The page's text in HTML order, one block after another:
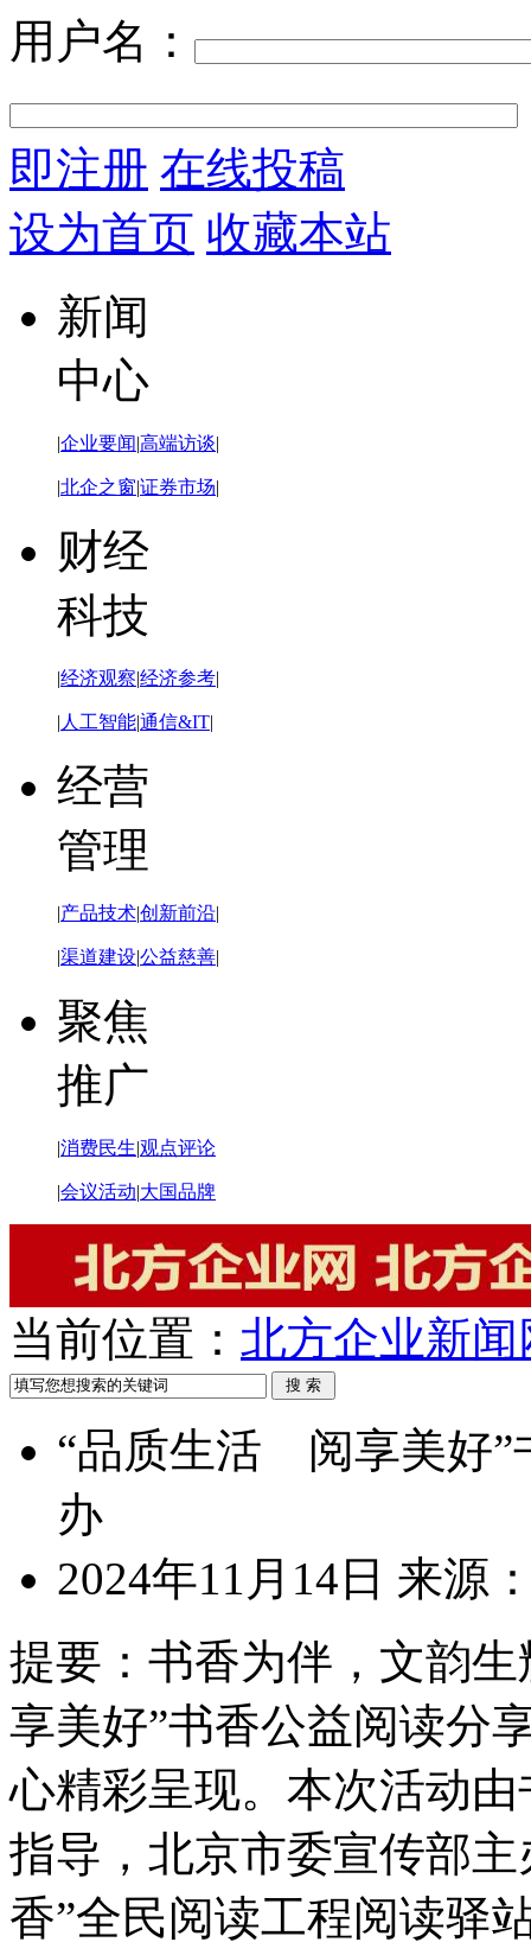
用户名：
即注册 在线投稿
设为首页 收藏本站
新闻
中心
|企业要闻|高端访谈|
|北企之窗|证券市场|
财经
科技
|经济观察|经济参考|
| 人工智能|通信&IT|
经营
管理
|产品技术|创新前沿|
|渠道建设|公益慈善|
聚焦
推广
|消费民生|观点评论
|会议活动|大国品牌
当前位置： 北方企业新闻
“品质生活 阅享美好”
办
2024年11月14日 来源
提要： 书香为伴，文韵
享美好”书香公益阅读分
心精彩呈现。本次活动
指导，北京市委宣传部
香”全民阅读工程阅读驿